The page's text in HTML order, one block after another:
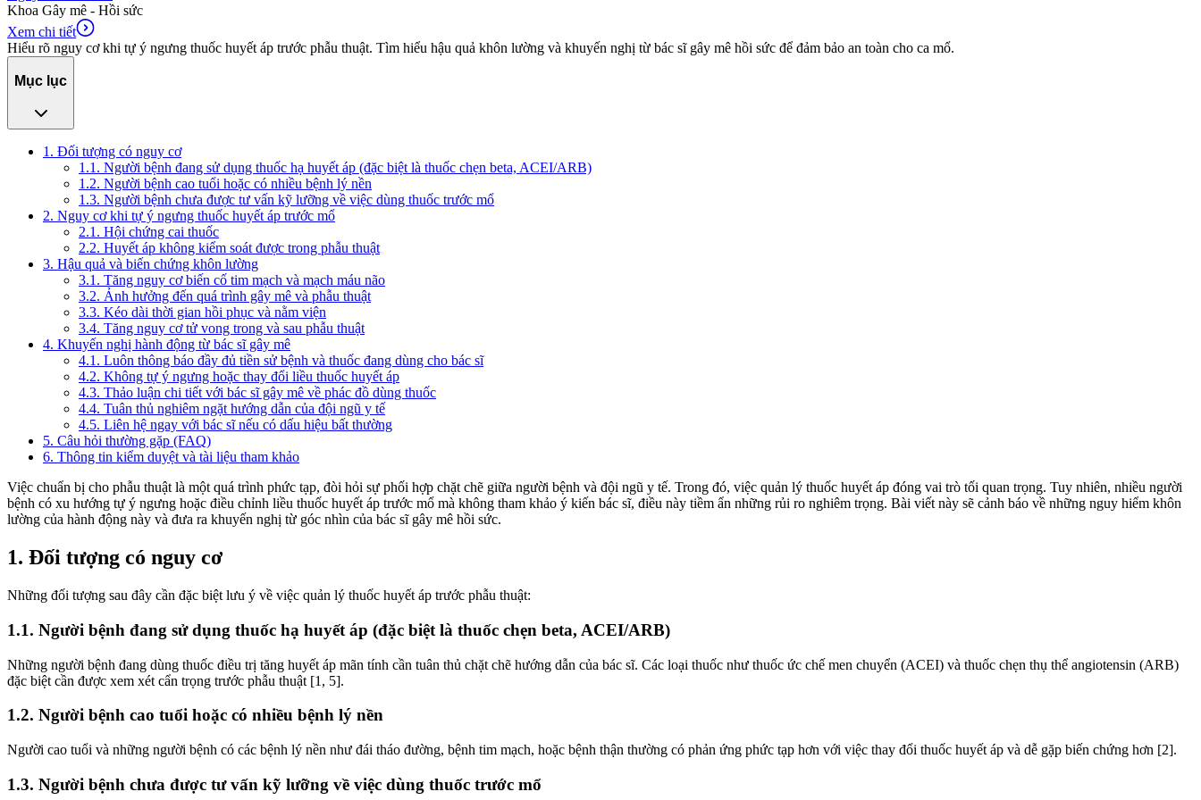
Khoa Gây mê - Hồi sức
Xem chi tiết
Hiểu rõ nguy cơ khi tự ý ngưng thuốc huyết áp trước phẫu thuật. Tìm hiểu hậu quả khôn lường và khuyến nghị từ bác sĩ gây mê hồi sức để đảm bảo an toàn cho ca mổ.
Mục lục
1. Đối tượng có nguy cơ
1.1. Người bệnh đang sử dụng thuốc hạ huyết áp (đặc biệt là thuốc chẹn beta, ACEI/ARB)
1.2. Người bệnh cao tuổi hoặc có nhiều bệnh lý nền
1.3. Người bệnh chưa được tư vấn kỹ lưỡng về việc dùng thuốc trước mổ
2. Nguy cơ khi tự ý ngưng thuốc huyết áp trước mổ
2.1. Hội chứng cai thuốc
2.2. Huyết áp không kiểm soát được trong phẫu thuật
3. Hậu quả và biến chứng khôn lường
3.1. Tăng nguy cơ biến cố tim mạch và mạch máu não
3.2. Ảnh hưởng đến quá trình gây mê và phẫu thuật
3.3. Kéo dài thời gian hồi phục và nằm viện
3.4. Tăng nguy cơ tử vong trong và sau phẫu thuật
4. Khuyến nghị hành động từ bác sĩ gây mê
4.1. Luôn thông báo đầy đủ tiền sử bệnh và thuốc đang dùng cho bác sĩ
4.2. Không tự ý ngưng hoặc thay đổi liều thuốc huyết áp
4.3. Thảo luận chi tiết với bác sĩ gây mê về phác đồ dùng thuốc
4.4. Tuân thủ nghiêm ngặt hướng dẫn của đội ngũ y tế
4.5. Liên hệ ngay với bác sĩ nếu có dấu hiệu bất thường
5. Câu hỏi thường gặp (FAQ)
6. Thông tin kiểm duyệt và tài liệu tham khảo
Việc chuẩn bị cho phẫu thuật là một quá trình phức tạp, đòi hỏi sự phối hợp chặt chẽ giữa người bệnh và đội ngũ y tế. Trong đó, việc quản lý thuốc huyết áp đóng vai trò tối quan trọng. Tuy nhiên, nhiều người
bệnh có xu hướng tự ý ngưng hoặc điều chỉnh liều thuốc huyết áp trước mổ mà không tham khảo ý kiến bác sĩ, điều này tiềm ẩn những rủi ro nghiêm trọng. Bài viết này sẽ cảnh báo về những nguy hiểm khôn
lường của hành động này và đưa ra khuyến nghị từ góc nhìn của bác sĩ gây mê hồi sức.
1. Đối tượng có nguy cơ
Những đối tượng sau đây cần đặc biệt lưu ý về việc quản lý thuốc huyết áp trước phẫu thuật:
1.1. Người bệnh đang sử dụng thuốc hạ huyết áp (đặc biệt là thuốc chẹn beta, ACEI/ARB)
Những người bệnh đang dùng thuốc điều trị tăng huyết áp mãn tính cần tuân thủ chặt chẽ hướng dẫn của bác sĩ. Các loại thuốc như thuốc ức chế men chuyển (ACEI) và thuốc chẹn thụ thể angiotensin (ARB)
đặc biệt cần được xem xét cẩn trọng trước phẫu thuật [1, 5].
1.2. Người bệnh cao tuổi hoặc có nhiều bệnh lý nền
Người cao tuổi và những người bệnh có các bệnh lý nền như đái tháo đường, bệnh tim mạch, hoặc bệnh thận thường có phản ứng phức tạp hơn với việc thay đổi thuốc huyết áp và dễ gặp biến chứng hơn [2].
1.3. Người bệnh chưa được tư vấn kỹ lưỡng về việc dùng thuốc trước mổ